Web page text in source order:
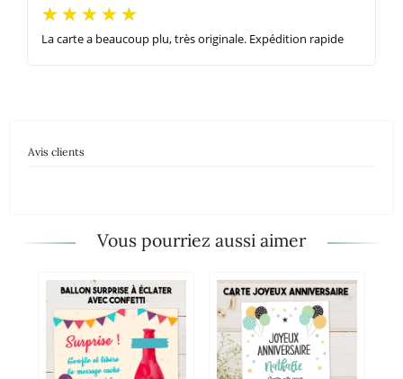
La carte a beaucoup plu, très originale. Expédition rapide
Avis clients
Vous pourriez aussi aimer